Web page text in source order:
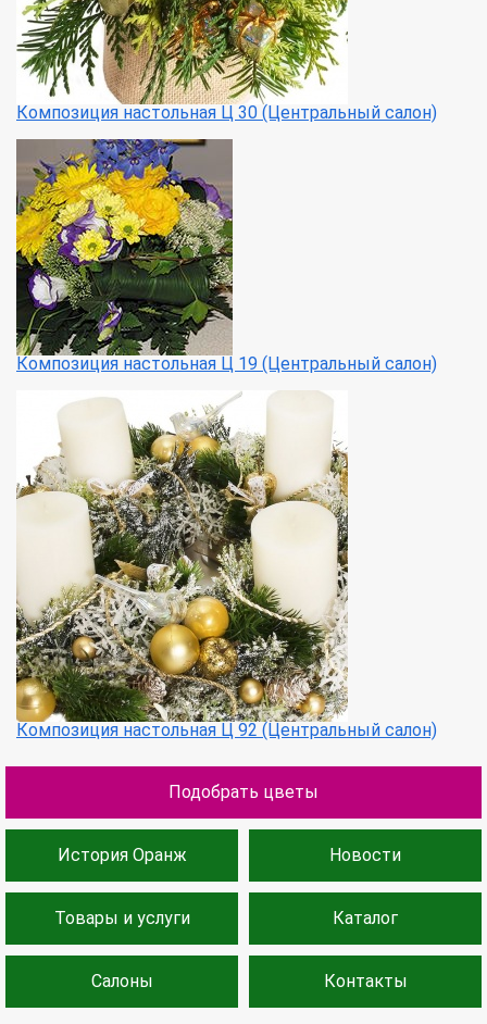
Композиция настольная Ц 30 (Центральный салон)
Композиция настольная Ц 19 (Центральный салон)
Композиция настольная Ц 92 (Центральный салон)
Подобрать цветы
История Оранж Новости
Товары и услуги Каталог
Салоны Контакты